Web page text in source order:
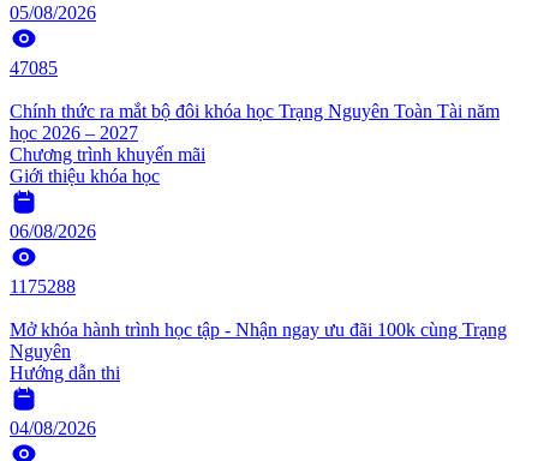
05/08/2026
47085
Chính thức ra mắt bộ đôi khóa học Trạng Nguyên Toàn Tài năm
học 2026 – 2027
Chương trình khuyến mãi
Giới thiệu khóa học
06/08/2026
1175288
Mở khóa hành trình học tập - Nhận ngay ưu đãi 100k cùng Trạng
Nguyên
Hướng dẫn thi
04/08/2026